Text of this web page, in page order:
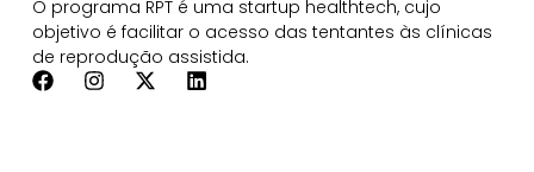
O programa RPT é uma startup healthtech, cujo
objetivo é facilitar o acesso das tentantes às clínicas
de reprodução assistida.